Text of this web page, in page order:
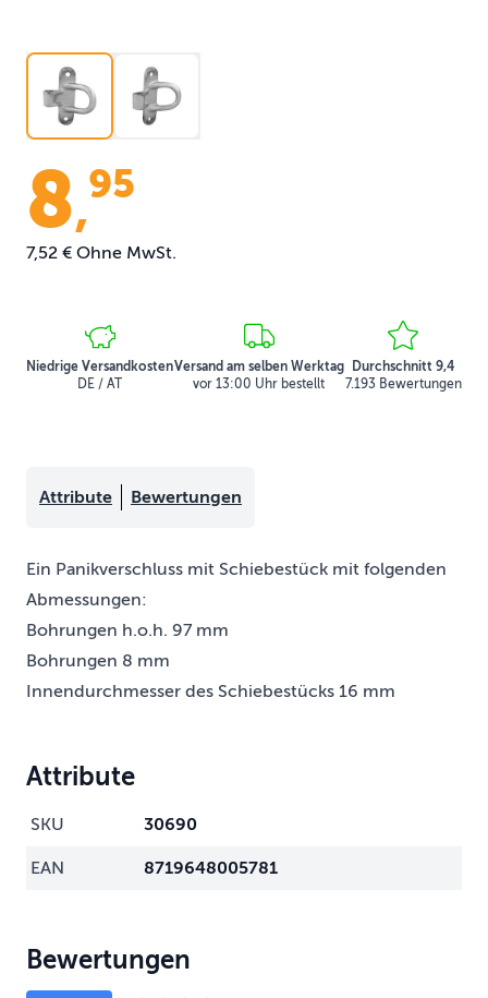
8,95
7,52 € Ohne MwSt.
Niedrige Versandkosten
DE / AT
Versand am selben Werktag
vor 13:00 Uhr bestellt
Durchschnitt 9,4
7.193 Bewertungen
Attribute Bewertungen
Ein Panikverschluss mit Schiebestück mit folgenden
Abmessungen:
Bohrungen h.o.h. 97 mm
Bohrungen 8 mm
Innendurchmesser des Schiebestücks 16 mm
Attribute
SKU 30690
EAN 8719648005781
Bewertungen